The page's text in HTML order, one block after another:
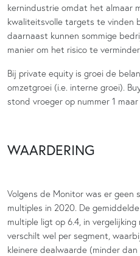
kernindustrie omdat het almaar
kwaliteitsvolle targets te vinden
daarnaast kunnen sommige
manier om het risico te
Bij private equity is groei de
omzetgroei (i.e. interne groei).
stond vroeger op nummer 1
WAARDERING
Volgens de Monitor was er geen
multiples in 2020. De
multiple ligt op 6.4, in
verschilt wel per segment,
kleinere dealwaarde (minder